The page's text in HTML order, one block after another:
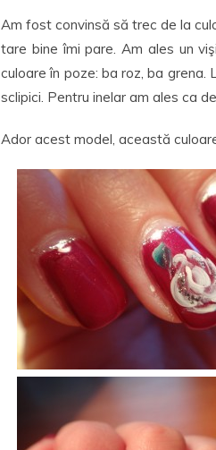
Am fost convinsă să trec de la
tare bine îmi pare. Am ales un
culoare în poze: ba roz, ba
sclipici. Pentru inelar am ales ca
Ador acest model, această